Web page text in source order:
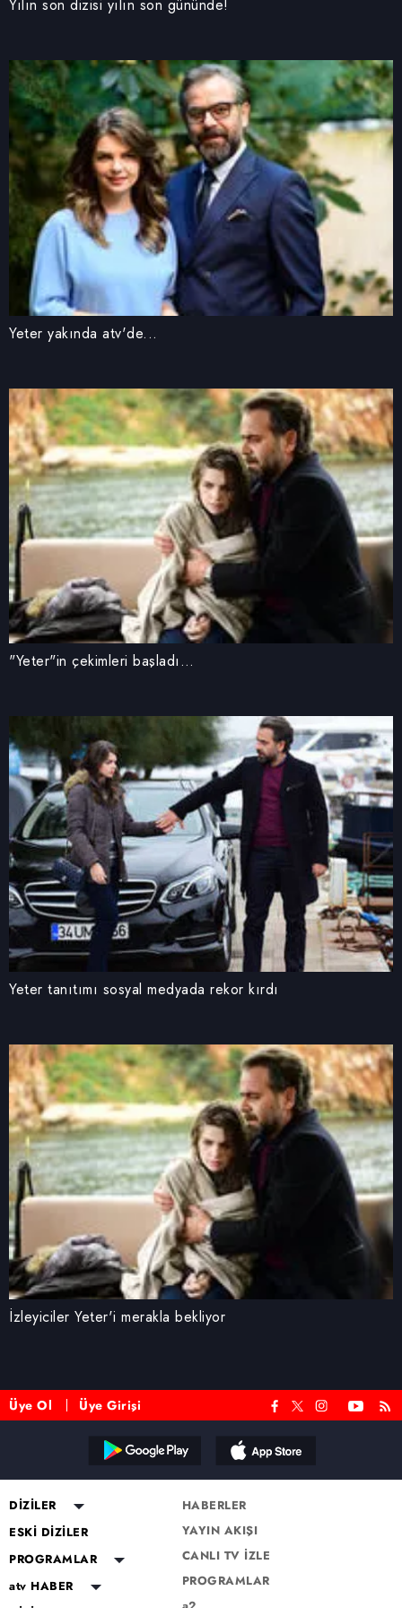
Yılın son dizisi yılın son gününde!
Yeter yakında atv'de...
"Yeter"in çekimleri başladı…
Yeter tanıtımı sosyal medyada rekor kırdı
İzleyiciler Yeter'i merakla bekliyor
Üye Ol Üye Girişi
DİZİLER
Altı Üstü İstanbul
Mercan Köşk
A.B.İ.
ESKİ DİZİLER
Eşkıya Dünyaya Hükümdar
PROGRAMLAR
Müge Anlı ile Tatlı Sert
atv HABER
HABERLER
YAYIN AKIŞI
CANLI TV İZLE
PROGRAMLAR